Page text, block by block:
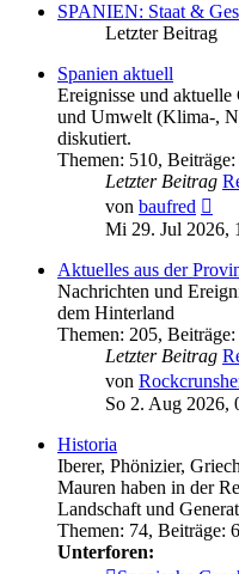
SPANIEN: Staat &
Letzter Beitrag
Spanien aktuell
Ereignisse und aktuelle
und Umwelt (Klima-,
diskutiert.
Themen: 510, Beiträge:
Letzter Beitrag
von baufred
Mi 29. Jul 2026,
Aktuelles aus der
Nachrichten und
dem Hinterland
Themen: 205, Beiträge:
Letzter Beitrag
von
So 2. Aug 2026,
Historia
Iberer, Phönizier,
Mauren haben in der
Landschaft und
Themen: 74, Beiträge:
Unterforen: